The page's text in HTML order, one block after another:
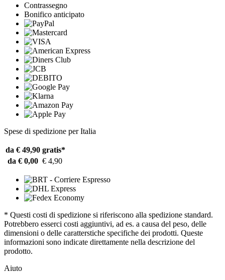
Contrassegno
Bonifico anticipato
Spese di spedizione per Italia
da € 49,90 gratis*
da € 0,00 € 4,90
* Questi costi di spedizione si riferiscono alla spedizione standard.
Potrebbero esserci costi aggiuntivi, ad es. a causa del peso, delle
dimensioni o delle caratterstiche specifiche dei prodotti. Queste
informazioni sono indicate direttamente nella descrizione del
prodotto.
Aiuto